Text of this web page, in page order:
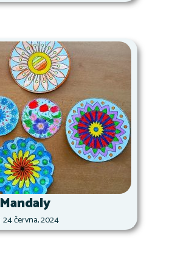
Mandaly
24 června, 2024